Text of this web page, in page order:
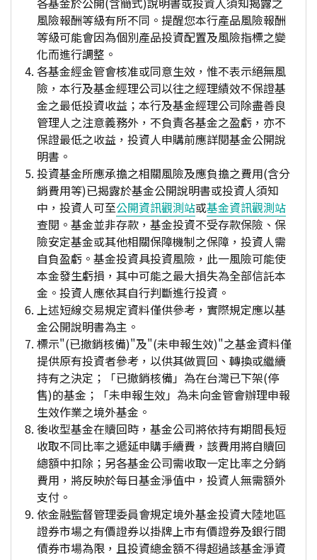
風險報酬等級有所不同。提醒您本行產品風險報酬
等級可能會因為個別產品投資配置及風險指標之變
化而進行調整。
各基金經金管會核准或同意生效，惟不表示絕無風
險，本行及基金經理公司以往之經理績效不保證基
金之最低投資收益；本行及基金經理公司除盡善良
管理人之注意義務外，不負責各基金之盈虧，亦不
保證最低之收益，投資人申購前應詳閱基金公開說
明書。
投資基金所應承擔之相關風險及應負擔之費用(含分
銷費用等)已揭露於基金公開說明書或投資人須知
中，投資人可至公開資訊觀測站或基金資訊觀測站
查閱。基金並非存款，基金投資不受存款保險、保
險安定基金或其他相關保障機制之保障，投資人需
自負盈虧。基金投資具投資風險，此一風險可能使
本金發生虧損，其中可能之最大損失為全部信託本
金。投資人應依其自行判斷進行投資。
上述短線交易規定資料僅供參考，實際規定應以基
金公開說明書為主。
標示"(已撤銷核備)"及"(未申報生效)"之基金資料僅
提供原有投資者參考，以供其做買回、轉換或繼續
持有之決定；「已撤銷核備」為在台灣已下架(停
售)的基金；「未申報生效」為未向金管會辦理申報
生效作業之境外基金。
後收型基金在贖回時，基金公司將依持有期間長短
收取不同比率之遞延申購手續費，該費用將自贖回
總額中扣除；另各基金公司需收取一定比率之分銷
費用，將反映於每日基金淨值中，投資人無需額外
支付。
依金融監督管理委員會規定境外基金投資大陸地區
證券市場之有價證券以掛牌上市有價證券及銀行間
債券市場為限，且投資總金額不得超過該基金淨資